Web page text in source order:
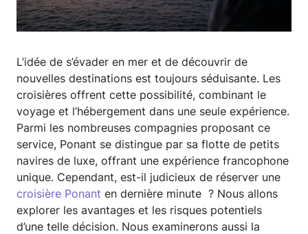
L’idée de s’évader en mer et de découvrir de
nouvelles destinations est toujours séduisante. Les
croisières offrent cette possibilité, combinant le
voyage et l’hébergement dans une seule expérience.
Parmi les nombreuses compagnies proposant ce
service, Ponant se distingue par sa flotte de petits
navires de luxe, offrant une expérience francophone
unique. Cependant, est-il judicieux de réserver une
croisière Ponant en dernière minute ? Nous allons
explorer les avantages et les risques potentiels
d’une telle décision. Nous examinerons aussi la